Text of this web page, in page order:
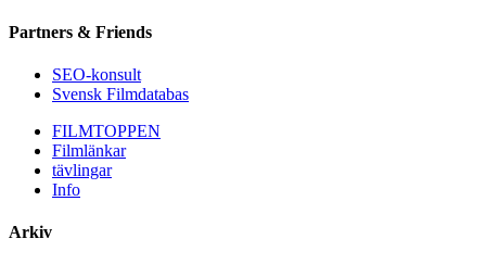
Partners & Friends
SEO-konsult
Svensk Filmdatabas
FILMTOPPEN
Filmlänkar
tävlingar
Info
Arkiv